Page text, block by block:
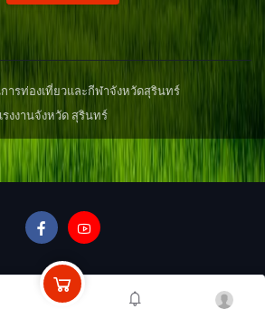
ารท่องเที่ยวและกีฬาจังหวัดสุรินทร์
งงานจังหวัด สุรินทร์